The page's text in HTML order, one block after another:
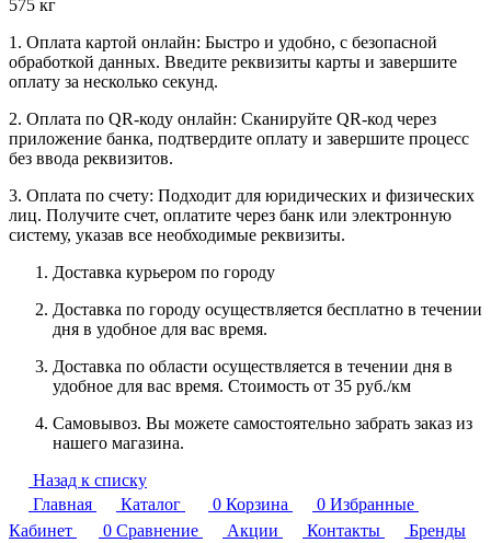
575 кг
1. Оплата картой онлайн: Быстро и удобно, с безопасной
обработкой данных. Введите реквизиты карты и завершите
оплату за несколько секунд.
2. Оплата по QR-коду онлайн: Сканируйте QR-код через
приложение банка, подтвердите оплату и завершите процесс
без ввода реквизитов.
3. Оплата по счету: Подходит для юридических и физических
лиц. Получите счет, оплатите через банк или электронную
систему, указав все необходимые реквизиты.
Доставка курьером по городу
Доставка по городу осуществляется бесплатно в течении
дня в удобное для вас время.
Доставка по области осуществляется в течении дня в
удобное для вас время. Стоимость от 35 руб./км
Самовывоз. Вы можете самостоятельно забрать заказ из
нашего магазина.
Назад к списку
Главная
Каталог 0 Корзина 0 Избранные
Кабинет
0 Сравнение Акции Контакты
Бренды